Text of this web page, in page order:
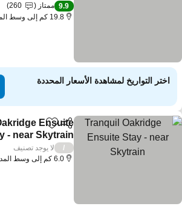
مشاهدة الأسعار
9.9 ممتاز
260
19.8 كم إلى وسط المدينة
اختر التواريخ لمشاهدة الأسعار المحددة
مشاركةto favorites
Ensuite
- near Skytrain
مشاهدة الأسعار
لا يوجد تصنيف
6.0 كم إلى وسط المدينة